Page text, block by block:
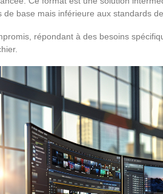
de base mais inférieure aux standards
répondant à des besoins